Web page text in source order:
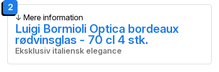
2
Eksklusiv italiensk elegance
Luigi Bormioli Optica bordeaux
rødvinsglas - 70 cl 4 stk.
Mere information